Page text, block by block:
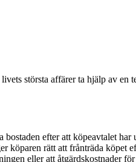
största affärer ta hjälp av
efter att köpeavtalet
rätt att frånträda köpet
eller att åtgärdskostnader